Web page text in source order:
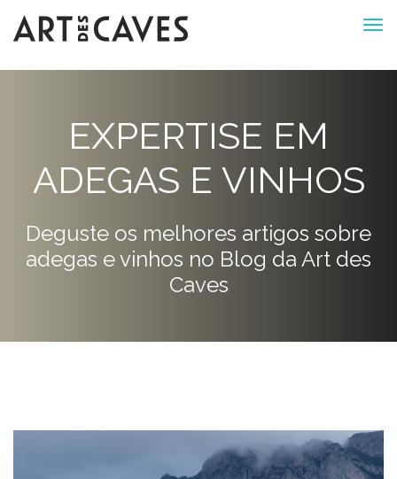
EXPERTISE EM
ADEGAS E VINHOS
Deguste os melhores artigos sobre
adegas e vinhos no Blog da Art des
Caves